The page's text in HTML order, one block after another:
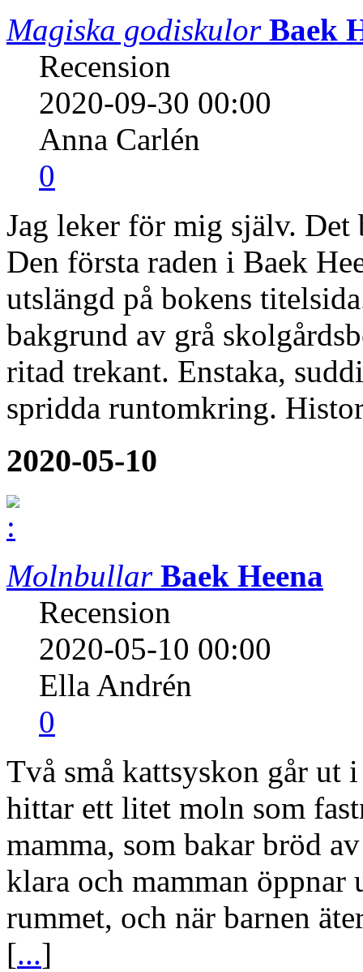
Magiska godiskulor Baek
Recension
2020-09-30 00:00
Anna Carlén
0
Jag leker för mig själv. Det
Den första raden i Baek
utslängd på bokens
bakgrund av grå
ritad trekant. Enstaka,
spridda runtomkring.
2020-05-10
Molnbullar Baek Heena
Recension
2020-05-10 00:00
Ella Andrén
0
Två små kattsyskon går ut
hittar ett litet moln som
mamma, som bakar bröd
klara och mamman
rummet, och när barnen
[...]